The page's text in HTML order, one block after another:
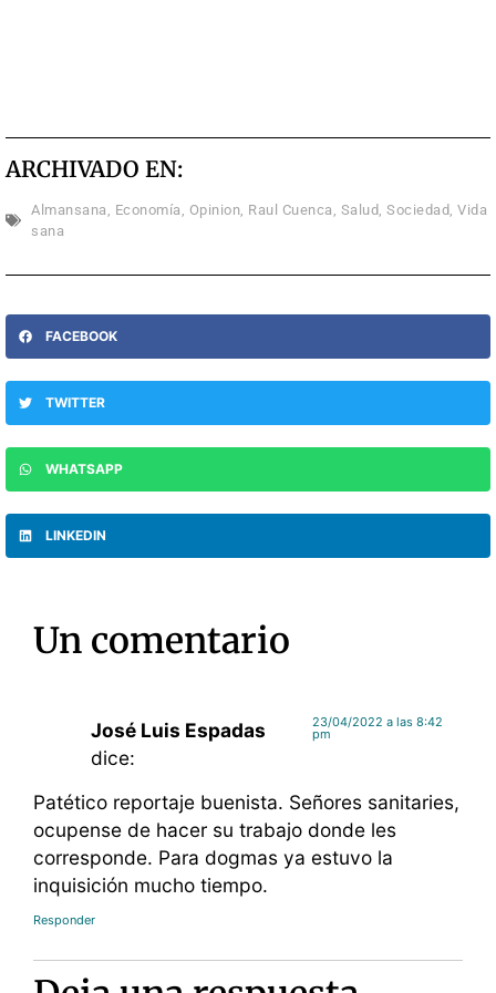
ARCHIVADO EN:
Almansana , Economía , Opinion, Raul Cuenca , Salud , Sociedad , Vida
sana
FACEBOOK
TWITTER
WHATSAPP
LINKEDIN
Un comentario
José Luis Espadas
dice:
23/04/2022 a las 8:42
pm
Patético reportaje buenista. Señores sanitaries,
ocupense de hacer su trabajo donde les
corresponde. Para dogmas ya estuvo la
inquisición mucho tiempo.
Responder